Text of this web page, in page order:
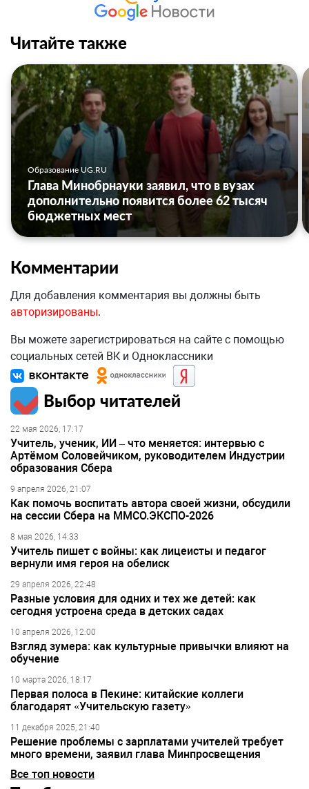
Читайте также
Образование UG.RU
Глава Минобрнауки заявил, что в вузах
дополнительно появится более 62 тысяч
бюджетных мест
Комментарии
Для добавления комментария вы должны быть
авторизированы.
Вы можете зарегистрироваться на сайте с помощью
социальных сетей ВК и Одноклассники
Выбор читателей
22 мая 2026, 17:17
Учитель, ученик, ИИ – что меняется: интервью с
Артёмом Соловейчиком, руководителем Индустрии
образования Сбера
9 апреля 2026, 21:07
Как помочь воспитать автора своей жизни, обсудили
на сессии Сбера на ММСО.ЭКСПО-2026
8 мая 2026, 14:33
Учитель пишет с войны: как лицеисты и педагог
вернули имя героя на обелиск
29 апреля 2026, 22:48
Разные условия для одних и тех же детей: как
сегодня устроена среда в детских садах
10 апреля 2026, 12:00
Взгляд зумера: как культурные привычки влияют на
обучение
10 марта 2026, 18:17
Первая полоса в Пекине: китайские коллеги
благодарят «Учительскую газету»
11 декабря 2025, 21:40
Решение проблемы с зарплатами учителей требует
много времени, заявил глава Минпросвещения
Все топ новости